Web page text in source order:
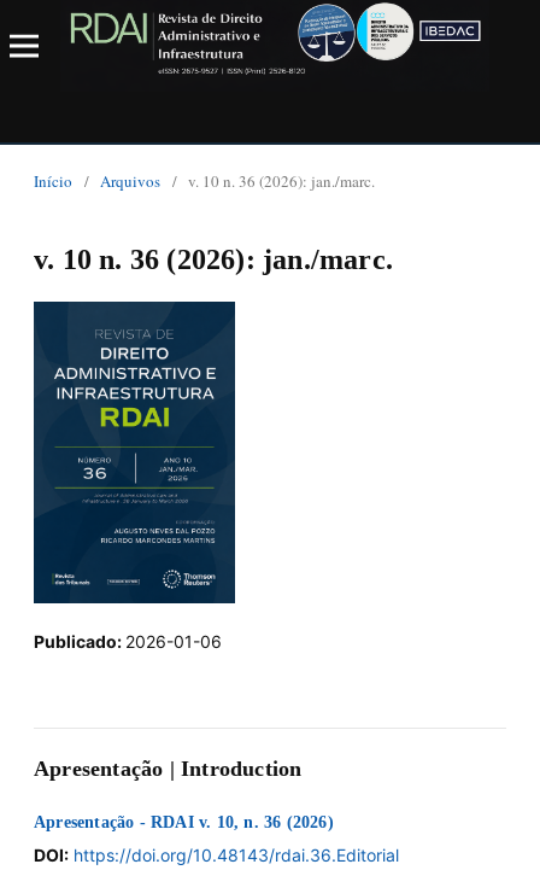
Início / Arquivos / v. 10 n. 36 (2026): jan./marc.
v. 10 n. 36 (2026): jan./marc.
Publicado: 2026-01-06
Apresentação | Introduction
Apresentação - RDAI v. 10, n. 36 (2026)
DOI: https://doi.org/10.48143/rdai.36.Editorial